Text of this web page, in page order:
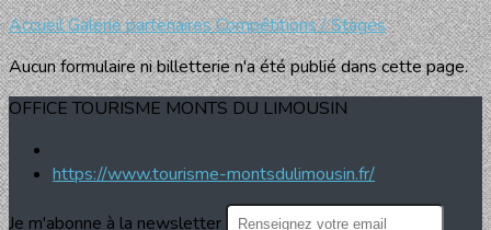
AccueilGalerie partenairesCompétitions / Stages
Aucun formulaire ni billetterie n'a été publié dans cette page.
OFFICE TOURISME MONTS DU LIMOUSIN
https://www.tourisme-montsdulimousin.fr/
Je m'abonne à la newsletter